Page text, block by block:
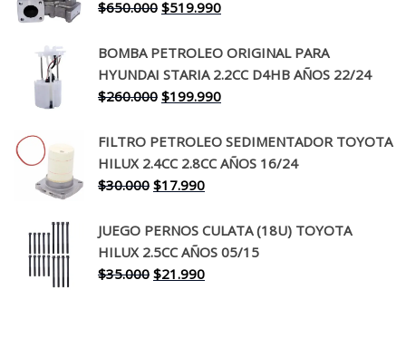
$130.000.$94.990.
$650.000 El
original
era:
$650.000.
$519.990El
actual
es:
$519.990.
BOMBA PETROLEO ORIGINAL PARA
HYUNDAI STARIA 2.2CC D4HB AÑOS 22/24
$260.000 El
original
era:
$260.000.
$199.990El
actual
es:
FILTRO PETROLEO SEDIMENTADOR TOYOTA
HILUX 2.4CC 2.8CC AÑOS 16/24
$30.000 El
original
era:
$30.000.
$17.990El
actual
es:
$17.990.
JUEGO PERNOS CULATA (18U) TOYOTA
HILUX 2.5CC AÑOS 05/15
$35.000 El
$21.990El